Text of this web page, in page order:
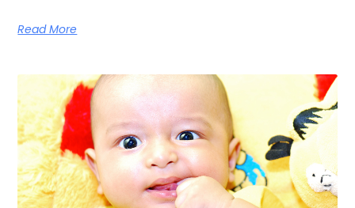
Read More